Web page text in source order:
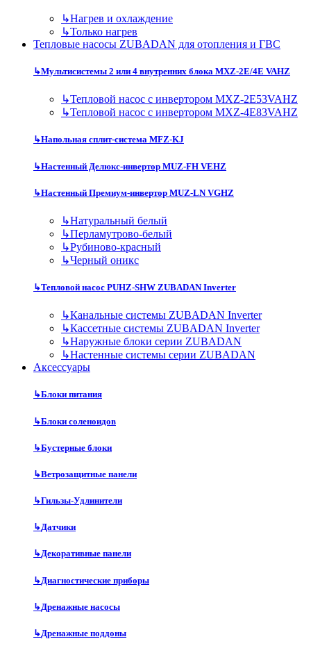
↳Нагрев и охлаждение
↳Только нагрев
Тепловые насосы ZUBADAN для отопления и ГВС
↳Мультисистемы 2 или 4 внутренних блока MXZ-2E/4E VAHZ
↳Тепловой насос с инвертором MXZ-2E53VAHZ
↳Тепловой насос с инвертором MXZ-4E83VAHZ
↳Напольная сплит-система MFZ-KJ
↳Настенный Делюкс-инвертор MUZ-FH VEHZ
↳Настенный Премиум-инвертор MUZ-LN VGHZ
↳Натуральный белый
↳Перламутрово-белый
↳Рубиново-красный
↳Черный оникс
↳Тепловой насос PUHZ-SHW ZUBADAN Inverter
↳Канальные системы ZUBADAN Inverter
↳Кассетные системы ZUBADAN Inverter
↳Наружные блоки серии ZUBADAN
↳Настенные системы серии ZUBADAN
Аксесcуары
↳Блоки питания
↳Блоки соленоидов
↳Бустерные блоки
↳Ветрозащитные панели
↳Гильзы-Удлинители
↳Датчики
↳Декоративные панели
↳Диагностические приборы
↳Дренажные насосы
↳Дренажные поддоны